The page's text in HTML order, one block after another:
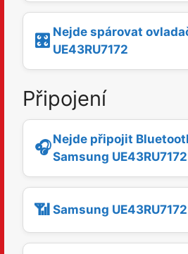
🎛️ Nejde spárovat
UE43RU7172
Připojení
🎧Nejde připojit
Samsung UE43RU7172
📶 Samsung